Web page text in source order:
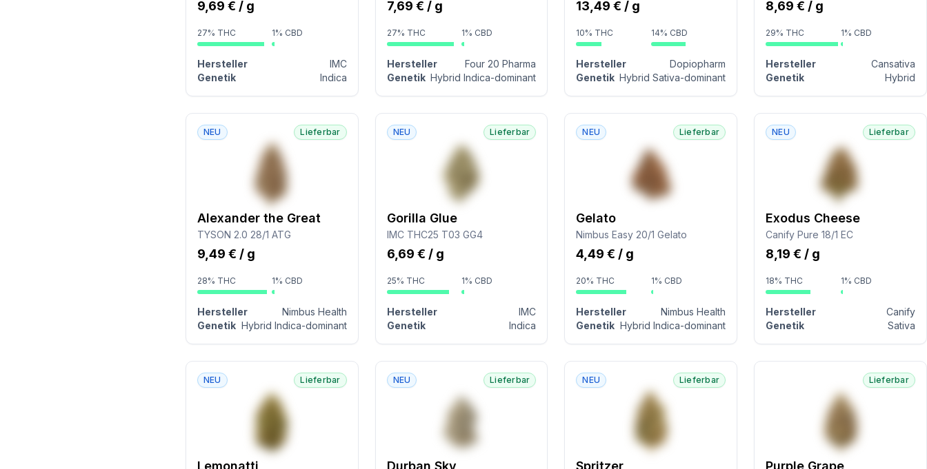
9,69 € / g
27% THC 1% CBD
Hersteller
IMC
Genetik
Indica
7,69 € / g
27% THC 1% CBD
Hersteller
Four 20 Pharma
Genetik Hybrid Indica-dominant
13,49 € / g
10% THC 14% CBD
Hersteller
Dopiopharm
Genetik Hybrid Sativa-dominant
8,69 € / g
29% THC 1% CBD
Hersteller
Cansativa
Genetik
Hybrid
NEU Lieferbar
Alexander the Great
TYSON 2.0 28/1 ATG
9,49 € / g
28% THC 1% CBD
Hersteller
Nimbus Health
Genetik Hybrid Indica-dominant
NEU Lieferbar
Gorilla Glue
IMC THC25 T03 GG4
6,69 € / g
25% THC 1% CBD
Hersteller
IMC
Genetik
Indica
NEU Lieferbar
Gelato
Nimbus Easy 20/1 Gelato
4,49 € / g
20% THC 1% CBD
Hersteller
Nimbus Health
Genetik Hybrid Indica-dominant
NEU Lieferbar
Exodus Cheese
Canify Pure 18/1 EC
8,19 € / g
18% THC 1% CBD
Hersteller
Canify
Genetik
Sativa
NEU Lieferbar
Lemonatti
NEU Lieferbar
Durban Sky
NEU Lieferbar
Spritzer
Lieferbar
Purple Grape